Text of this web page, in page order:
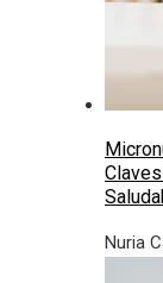
Nuria